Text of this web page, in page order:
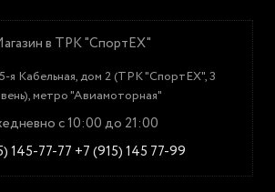
в ТРК "СпортЕХ"
я Кабельная, дом 2 (ТРК "СпортЕХ", 3
метро "Авиамоторная"
с 10:00 до 21:00
145-77-77 +7 (915) 145 77-99